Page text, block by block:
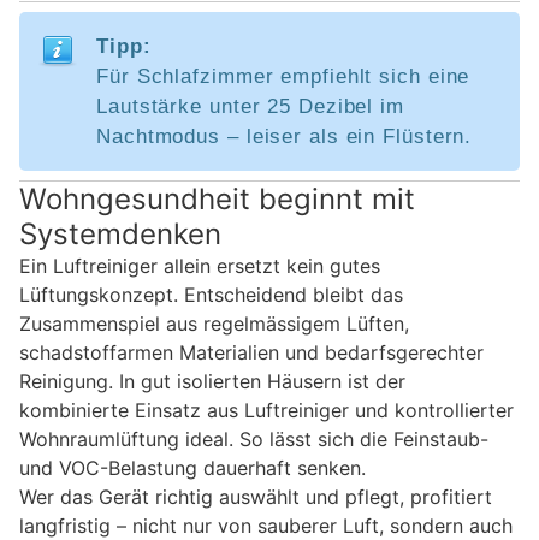
Tipp:
Für Schlafzimmer empfiehlt sich eine
Lautstärke unter 25 Dezibel im
Nachtmodus – leiser als ein Flüstern.
Wohngesundheit beginnt mit
Systemdenken
Ein Luftreiniger allein ersetzt kein gutes
Lüftungskonzept. Entscheidend bleibt das
Zusammenspiel aus regelmässigem Lüften,
schadstoffarmen Materialien und bedarfsgerechter
Reinigung. In gut isolierten Häusern ist der
kombinierte Einsatz aus Luftreiniger und kontrollierter
Wohnraumlüftung ideal. So lässt sich die Feinstaub-
und VOC-Belastung dauerhaft senken.
Wer das Gerät richtig auswählt und pflegt, profitiert
langfristig – nicht nur von sauberer Luft, sondern auch